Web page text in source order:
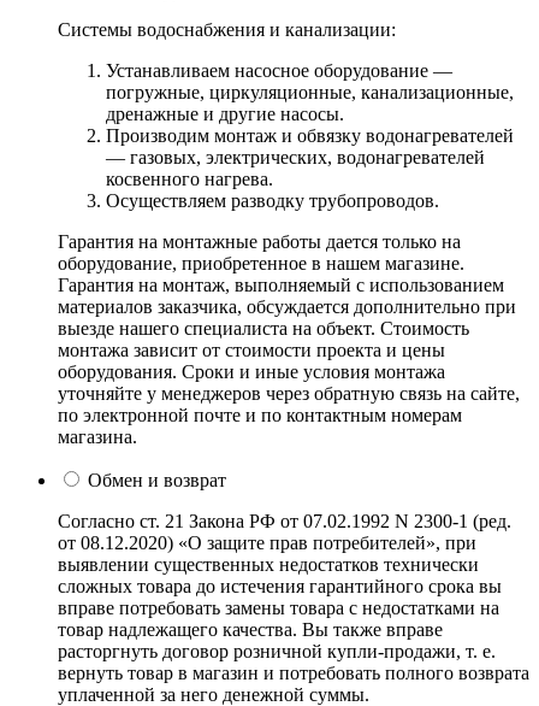
Системы водоснабжения и канализации:
Устанавливаем насосное оборудование —
погружные, циркуляционные, канализационные,
дренажные и другие насосы.
Производим монтаж и обвязку водонагревателей
— газовых, электрических, водонагревателей
косвенного нагрева.
Осуществляем разводку трубопроводов.
Гарантия на монтажные работы дается только на
оборудование, приобретенное в нашем магазине.
Гарантия на монтаж, выполняемый с использованием
материалов заказчика, обсуждается дополнительно при
выезде нашего специалиста на объект. Стоимость
монтажа зависит от стоимости проекта и цены
оборудования. Сроки и иные условия монтажа
уточняйте у менеджеров через обратную связь на сайте,
по электронной почте и по контактным номерам
магазина.
Обмен и возврат
Согласно ст. 21 Закона РФ от 07.02.1992 N 2300-1 (ред.
от 08.12.2020) «О защите прав потребителей», при
выявлении существенных недостатков технически
сложных товара до истечения гарантийного срока вы
вправе потребовать замены товара с недостатками на
товар надлежащего качества. Вы также вправе
расторгнуть договор розничной купли-продажи, т. е.
вернуть товар в магазин и потребовать полного возврата
уплаченной за него денежной суммы.